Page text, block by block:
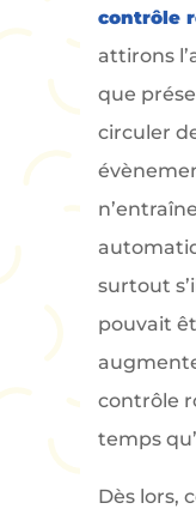
contrôle
attirons
que
circuler
surtout
pouvait
contrôle
temps
Dès lors,